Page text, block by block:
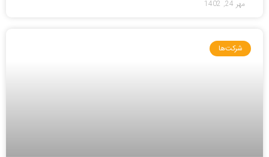
مهر 24, 1402
شرکت‌ها